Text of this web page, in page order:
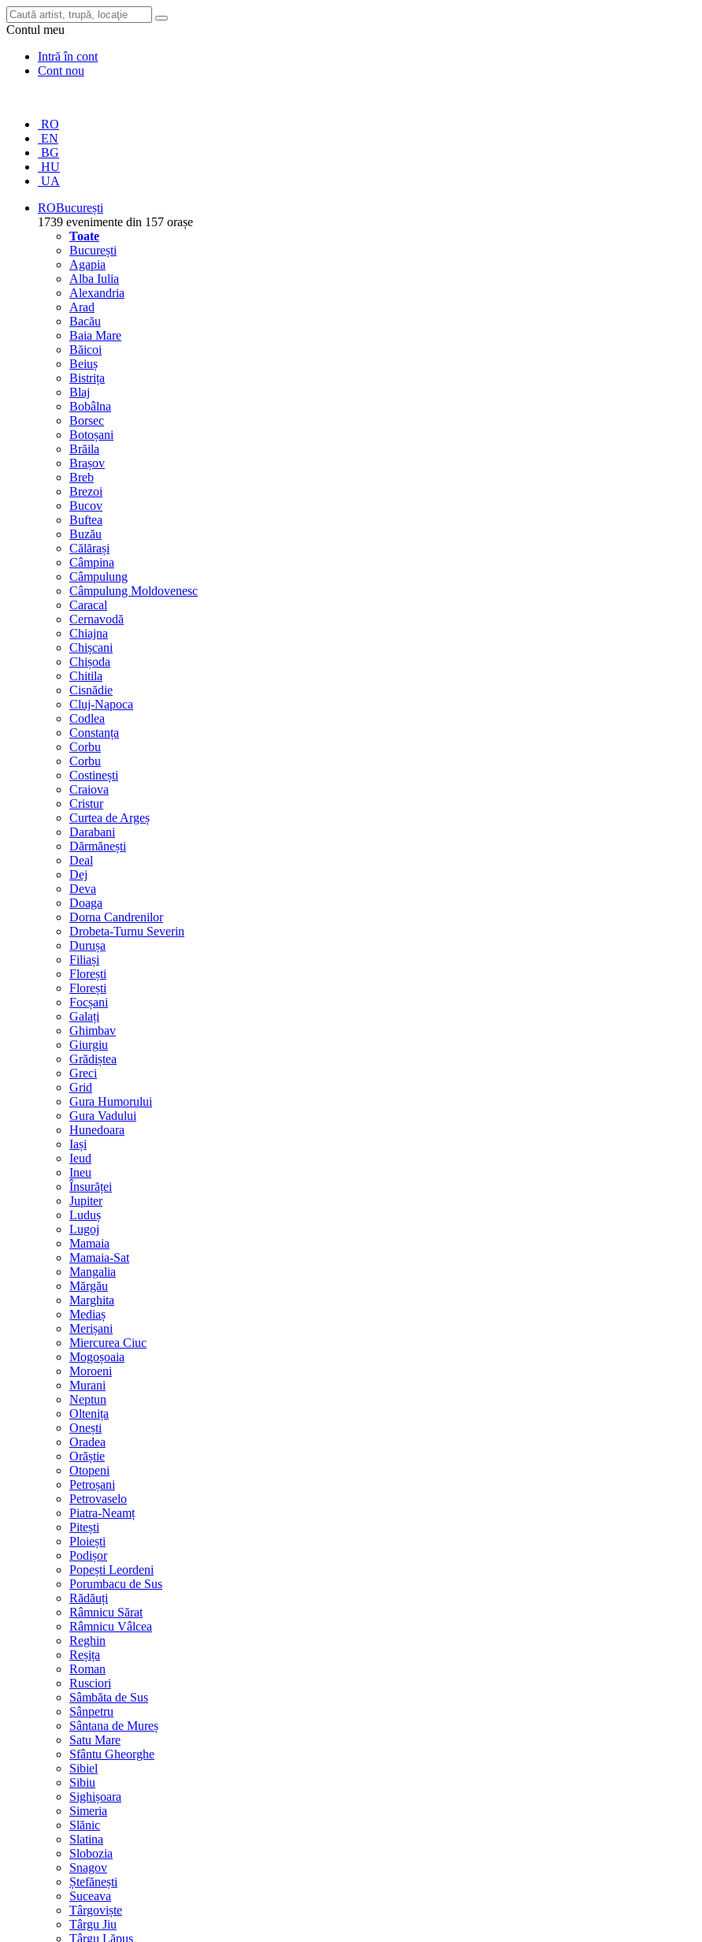
Contul meu
Intră în cont
Cont nou
RO
EN
BG
HU
UA
ROBucurești
1739 evenimente din 157 orașe
Toate
București
Agapia
Alba Iulia
Alexandria
Arad
Bacău
Baia Mare
Băicoi
Beiuș
Bistrița
Blaj
Bobâlna
Borsec
Botoșani
Brăila
Brașov
Breb
Brezoi
Bucov
Buftea
Buzău
Călărași
Câmpina
Câmpulung
Câmpulung Moldovenesc
Caracal
Cernavodă
Chiajna
Chișcani
Chișoda
Chitila
Cisnădie
Cluj-Napoca
Codlea
Constanța
Corbu
Corbu
Costinești
Craiova
Cristur
Curtea de Argeș
Darabani
Dărmănești
Deal
Dej
Deva
Doaga
Dorna Candrenilor
Drobeta-Turnu Severin
Durușa
Filiași
Florești
Florești
Focșani
Galați
Ghimbav
Giurgiu
Grădiștea
Greci
Grid
Gura Humorului
Gura Vadului
Hunedoara
Iași
Ieud
Ineu
Însurăței
Jupiter
Luduș
Lugoj
Mamaia
Mamaia-Sat
Mangalia
Mărgău
Marghita
Mediaș
Merișani
Miercurea Ciuc
Mogoșoaia
Moroeni
Murani
Neptun
Oltenița
Onești
Oradea
Orăștie
Otopeni
Petroșani
Petrovaselo
Piatra-Neamț
Pitești
Ploiești
Podișor
Popești Leordeni
Porumbacu de Sus
Rădăuți
Râmnicu Sărat
Râmnicu Vâlcea
Reghin
Reșița
Roman
Rusciori
Sâmbăta de Sus
Sânpetru
Sântana de Mureș
Satu Mare
Sfântu Gheorghe
Sibiel
Sibiu
Sighișoara
Simeria
Slănic
Slatina
Slobozia
Snagov
Ștefănești
Suceava
Târgoviște
Târgu Jiu
Târgu Lăpuș